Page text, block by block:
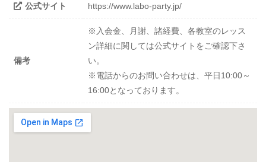
公式サイト https://www.labo-party.jp/
備考
※入会金、月謝、諸経費、各教室のレッス
ン詳細に関しては公式サイトをご確認下さ
い。
※電話からのお問い合わせは、平日10:00～
16:00となっております。